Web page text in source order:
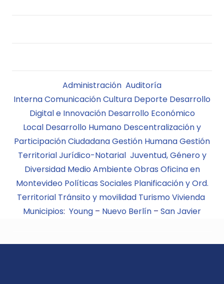
Administración Auditoría
InternaComunicaciónCultura Deporte Desarrollo
Digital e Innovación Desarrollo Económico
Local Desarrollo Humano Descentralización y
Participación CiudadanaGestión HumanaGestión
TerritorialJurídico-Notarial Juventud, Género y
Diversidad Medio AmbienteObras Oficina en
Montevideo Políticas Sociales Planificación y Ord.
Territorial Tránsito y movilidad TurismoVivienda
Municipios: Young – Nuevo Berlín – San Javier